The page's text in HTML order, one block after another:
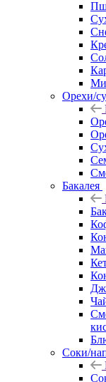
Орехи/
Бакалея
Соки/